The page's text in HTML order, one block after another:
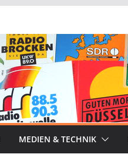
MEDIEN & TECHNIK